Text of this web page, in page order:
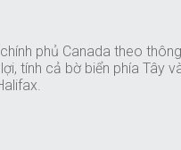
phủ Canada theo
tính cả bờ biển phía Tây